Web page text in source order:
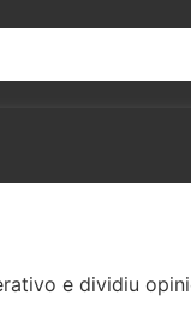
e dividiu